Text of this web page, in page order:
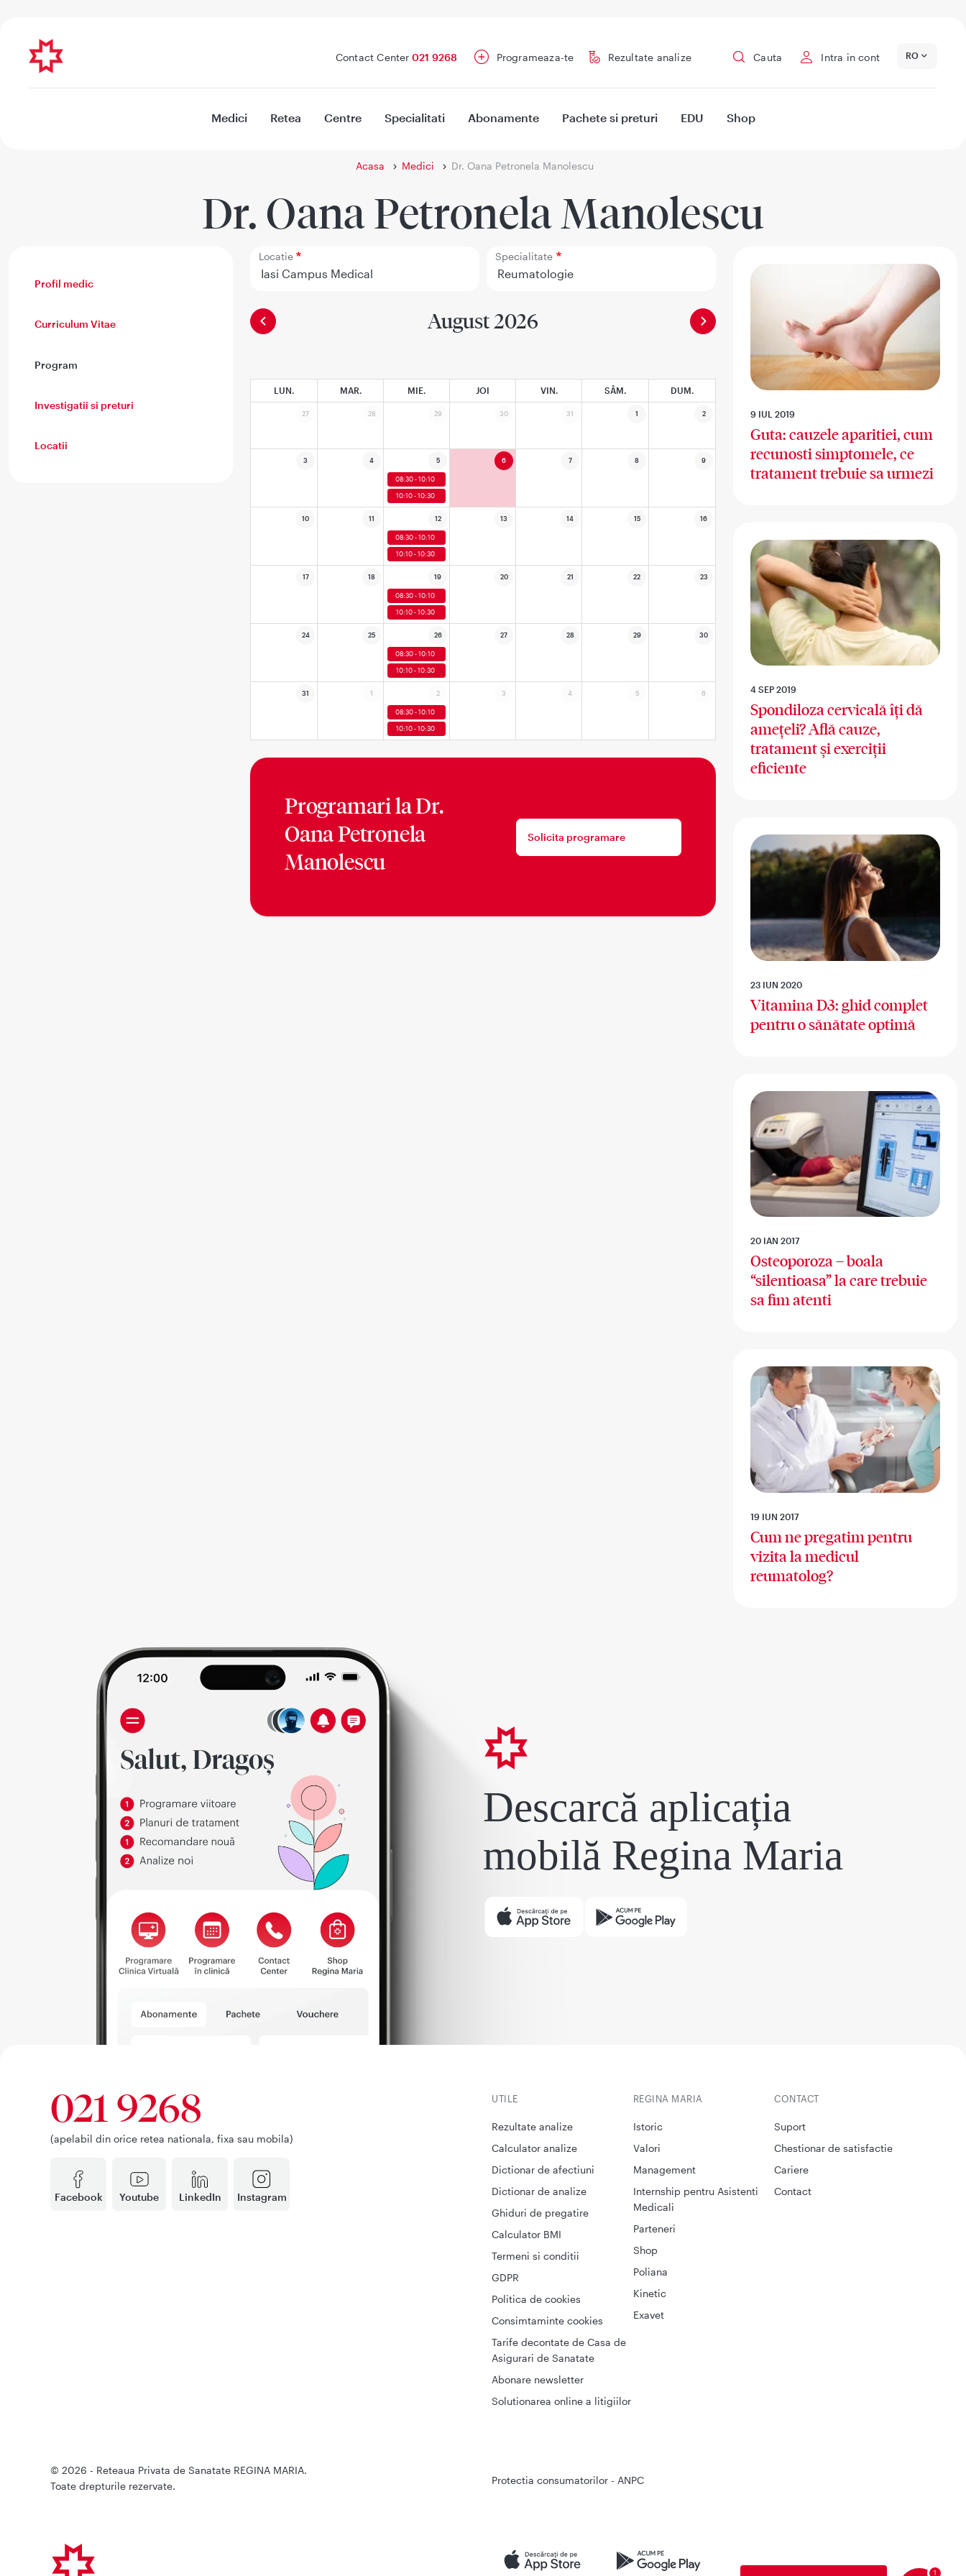
Contact Center 021 9268 Programeaza-te Rezultate analize Cauta Intra in cont RO
Medici Retea Centre Specialitati Abonamente Pachete si preturi EDU Shop
Acasa Medici Dr. Oana Petronela Manolescu
Dr. Oana Petronela Manolescu
Profil medic
Curriculum Vitae
Program
Investigatii si preturi
Locatii
Locatie Specialitate
August 2026
LUN. MAR. MIE. JOI VIN. SÂM. DUM.
27 28 29 30 31 1 2
3 4 5 6 7 8 9
08:30 - 10:10
10:10 - 10:30
10 11 12 13 14 15 16
08:30 - 10:10
10:10 - 10:30
17 18 19 20 21 22 23
08:30 - 10:10
10:10 - 10:30
24 25 26 27 28 29 30
08:30 - 10:10
10:10 - 10:30
31 1 2 3 4 5 6
08:30 - 10:10
10:10 - 10:30
Programari laDr.
Oana Petronela
Manolescu
Solicita programare
9 IUL 2019
Guta: cauzele aparitiei, cum
recunosti simptomele, ce
tratament trebuie sa urmezi
4 SEP 2019
Spondiloza cervicală îți dă
amețeli? Află cauze,
tratament și exerciții
eficiente
23 IUN 2020
Vitamina D3: ghid complet
pentru o sănătate optimă
20 IAN 2017
Osteoporoza – boala
“silentioasa” la care trebuie
sa fim atenti
19 IUN 2017
Cum ne pregatim pentru
vizita la medicul
reumatolog?
Descarcă aplicația
mobilă Regina Maria
Facebook Youtube LinkedIn Instagram
021 9268
(apelabil din orice retea nationala, fixa sau mobila)
UTILE
Rezultate analize
Calculator analize
Dictionar de afectiuni
Dictionar de analize
Ghiduri de pregatire
Calculator BMI
Termeni si conditii
GDPR
Politica de cookies
Consimtaminte cookies
Tarife decontate de Casa de
Asigurari de Sanatate
Abonare newsletter
Solutionarea online a litigiilor
CONTACT
Suport
Chestionar de satisfactie
Cariere
Contact
REGINA MARIA
Istoric
Valori
Management
Internship pentru Asistenti
Medicali
Parteneri
Shop
Poliana
Kinetic
Exavet
Protectia consumatorilor - ANPC
© 2026 - Reteaua Privata de Sanatate REGINA MARIA.
Toate drepturile rezervate.